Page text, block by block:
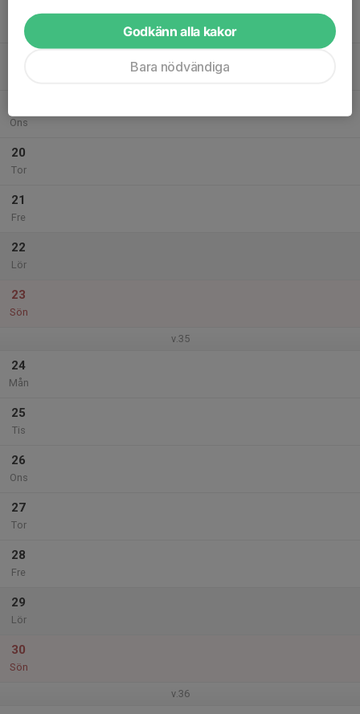
Mån
Ons
20
Tor
21
Fre
22
Lör
23
Sön
v.35
24
Mån
25
Tis
26
Ons
27
Tor
28
Fre
29
Lör
30
Sön
v.36
Godkänn alla kakor
Bara nödvändiga